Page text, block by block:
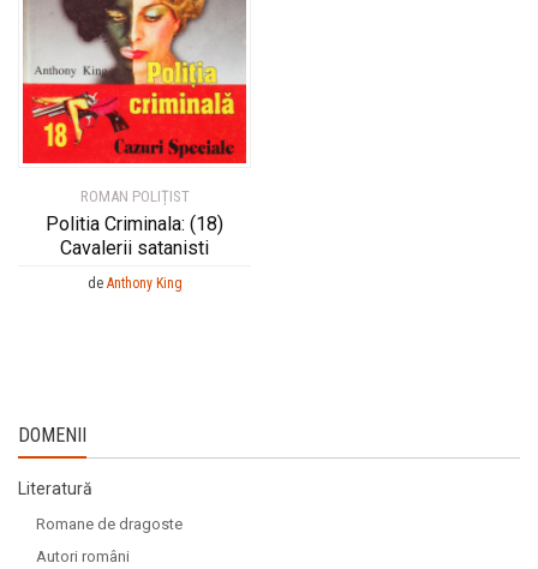
ROMAN POLIȚIST
Politia Criminala: (18)
Cavalerii satanisti
de Anthony King
DOMENII
Literatură
Romane de dragoste
Autori români